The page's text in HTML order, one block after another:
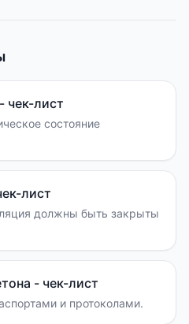
чек-лист
состояние
лист
должны быть закрыты
- чек-лист
и протоколами.